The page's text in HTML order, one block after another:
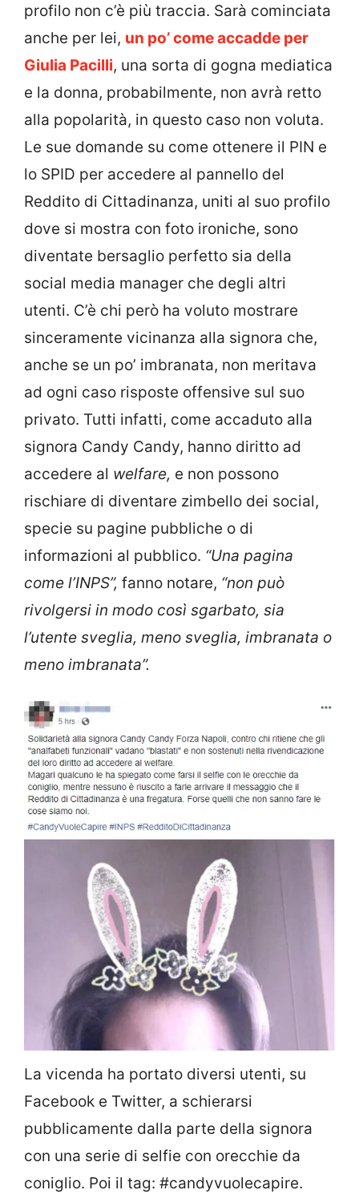
profilo non c’è più traccia. Sarà cominciata
anche per lei, un po’ come accadde per
Giulia Pacilli, una sorta di gogna mediatica
e la donna, probabilmente, non avrà retto
alla popolarità, in questo caso non voluta.
Le sue domande su come ottenere il PIN e
lo SPID per accedere al pannello del
Reddito di Cittadinanza, uniti al suo profilo
dove si mostra con foto ironiche, sono
diventate bersaglio perfetto sia della
social media manager che degli altri
utenti. C’è chi però ha voluto mostrare
sinceramente vicinanza alla signora che,
anche se un po’ imbranata, non meritava
ad ogni caso risposte offensive sul suo
privato. Tutti infatti, come accaduto alla
signora Candy Candy, hanno diritto ad
accedere al welfare, e non possono
rischiare di diventare zimbello dei social,
specie su pagine pubbliche o di
informazioni al pubblico. “Una pagina
come l’INPS”, fanno notare, “non può
rivolgersi in modo così sgarbato, sia
l’utente sveglia, meno sveglia, imbranata o
meno imbranata”.
La vicenda ha portato diversi utenti, su
Facebook e Twitter, a schierarsi
pubblicamente dalla parte della signora
con una serie di selfie con orecchie da
coniglio. Poi il tag: #candyvuolecapire.